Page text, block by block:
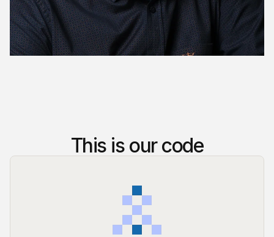
This is our code